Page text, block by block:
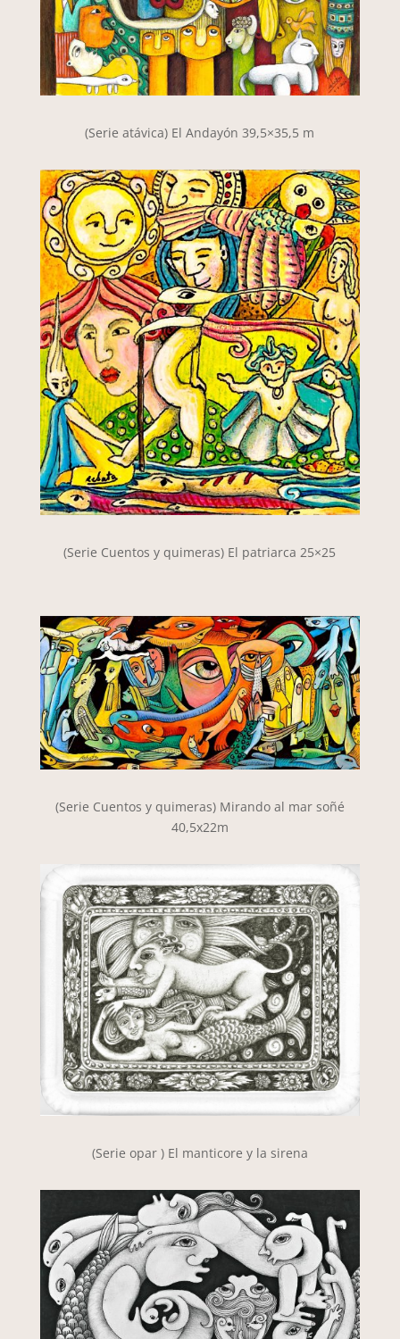
(Serie atávica) El Andayón 39,5×35,5 m
(Serie Cuentos y quimeras) El patriarca 25×25
(Serie Cuentos y quimeras) Mirando al mar soñé
40,5x22m
(Serie opar ) El manticore y la sirena